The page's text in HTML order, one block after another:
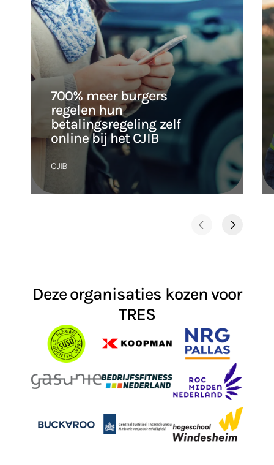
700% meer burgers
regelen hun
betalingsregeling zelf
online bij het CJIB
CJIB
Deze organisaties kozen voor
TRES